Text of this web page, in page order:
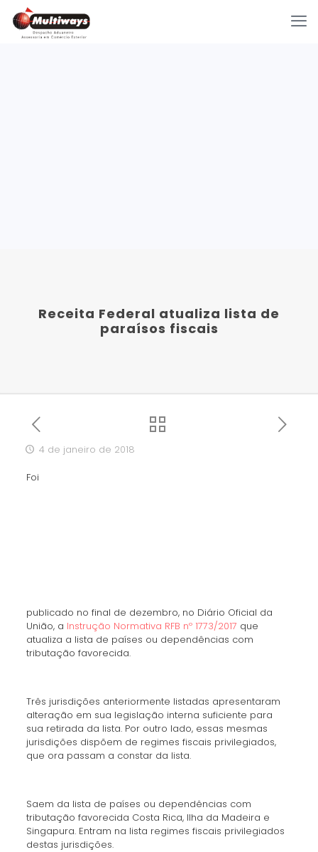
Receita Federal atualiza lista de
paraísos fiscais
4 de janeiro de 2018
Foi
publicado no final de dezembro, no Diário Oficial da
União, a Instrução Normativa RFB nº 1773/2017 que
atualiza a lista de países ou dependências com
tributação favorecida.
Três jurisdições anteriormente listadas apresentaram
alteração em sua legislação interna suficiente para
sua retirada da lista. Por outro lado, essas mesmas
jurisdições dispõem de regimes fiscais privilegiados,
que ora passam a constar da lista.
Saem da lista de países ou dependências com
tributação favorecida Costa Rica, Ilha da Madeira e
Singapura. Entram na lista regimes fiscais privilegiados
destas jurisdições.